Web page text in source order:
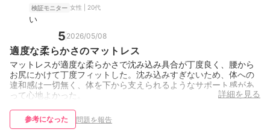
検証モニター 女性 | 20代
い
5 2026/05/08
適度な柔らかさのマットレス
マットレスが適度な柔らかさで沈み込み具合が丁度良く、腰から
お尻にかけて丁度フィットした。沈み込みすぎないため、体への
違和感は一切無く、体を下から支えられるようなサポート感があ
って心地よかった。
詳細を見る
参考になった 問題を報告